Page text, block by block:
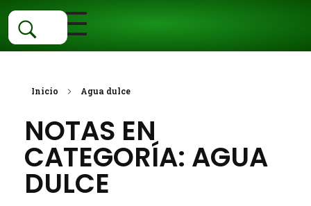
Inicio
Categorías
Fauna
Vertebrados
Flora
Ubica Tu Especie
Estado De Conservacion
Centro De Conservación EX SITU
Inicio Agua dulce
NOTAS EN
CATEGORÍA: AGUA
DULCE